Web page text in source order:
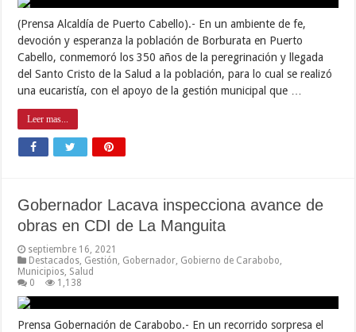
(Prensa Alcaldía de Puerto Cabello).- En un ambiente de fe,
devoción y esperanza la población de Borburata en Puerto
Cabello, conmemoró los 350 años de la peregrinación y llegada
del Santo Cristo de la Salud a la población, para lo cual se realizó
una eucaristía, con el apoyo de la gestión municipal que …
Leer mas...
Gobernador Lacava inspecciona avance de
obras en CDI de La Manguita
septiembre 16, 2021
Destacados Gestión Gobernador Gobierno de Carabobo
Municipios Salud
0
1,138
Prensa Gobernación de Carabobo.- En un recorrido sorpresa el